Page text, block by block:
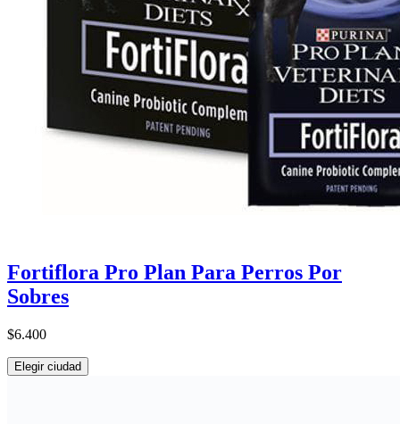
Fortiflora Pro Plan Para Perros Por
Sobres
$6.400
Elegir ciudad